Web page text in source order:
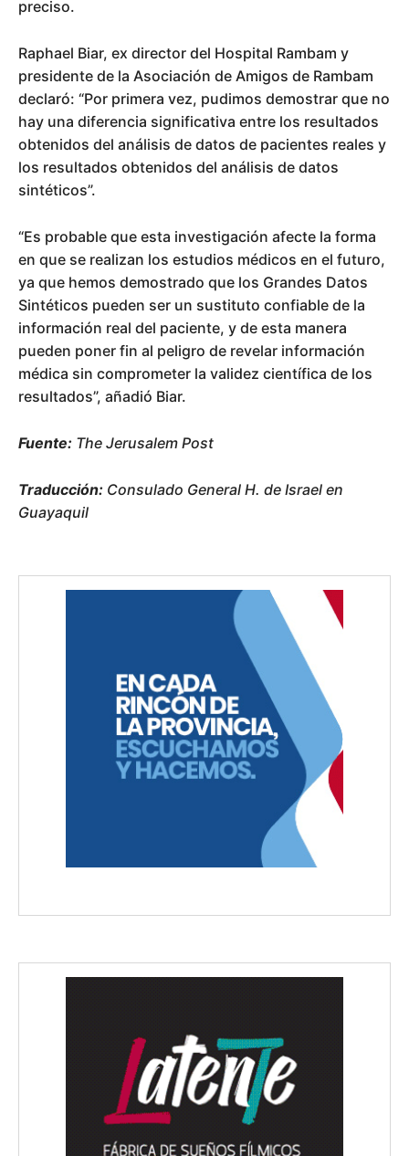
preciso.
Raphael Biar, ex director del Hospital Rambam y
presidente de la Asociación de Amigos de Rambam
declaró: “Por primera vez, pudimos demostrar que no
hay una diferencia significativa entre los resultados
obtenidos del análisis de datos de pacientes reales y
los resultados obtenidos del análisis de datos
sintéticos”.
“Es probable que esta investigación afecte la forma
en que se realizan los estudios médicos en el futuro,
ya que hemos demostrado que los Grandes Datos
Sintéticos pueden ser un sustituto confiable de la
información real del paciente, y de esta manera
pueden poner fin al peligro de revelar información
médica sin comprometer la validez científica de los
resultados”, añadió Biar.
Fuente: The Jerusalem Post
Traducción: Consulado General H. de Israel en
Guayaquil